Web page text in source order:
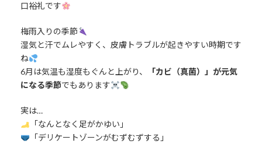
口裕礼です
梅雨入りの季節
湿気と汗でムレやすく、皮膚トラブルが起きやすい時期です
ね
6月は気温も湿度もぐんと上がり、
「カビ（真菌）」が元気
になる季節でもあります
実は…
「なんとなく足がかゆい」
「デリケートゾーンがむずむずする」